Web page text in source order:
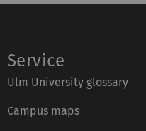
Service
Ulm University glossary
Campus maps